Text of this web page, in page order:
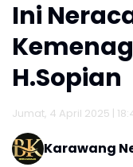
Ini
H.Sopian
Jumat, 4 April 2025 |
Karawang